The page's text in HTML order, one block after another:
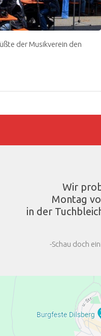
der Musikverein den
Wir
Montag
in der
-Schau doch